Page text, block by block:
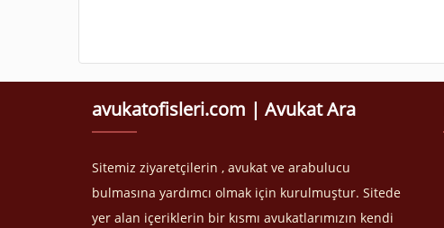
avukatofisleri.com | Avukat Ara
Sitemiz ziyaretçilerin , avukat ve arabulucu
bulmasına yardımcı olmak için kurulmuştur. Sitede
yer alan içeriklerin bir kısmı avukatlarımızın kendi